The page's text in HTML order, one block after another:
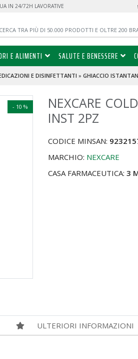
IN 24/72H LAVORATIVE
E ALIMENTI SALUTE E BENESSERE
E DISINFETTANTI » GHIACCIO
- 10 %
NEXCARE
INST 2PZ
CODICE MINSAN:
MARCHIO: NEXCARE
CASA FARMACEUTICA:3
ULTERIORI INFORMAZIONI